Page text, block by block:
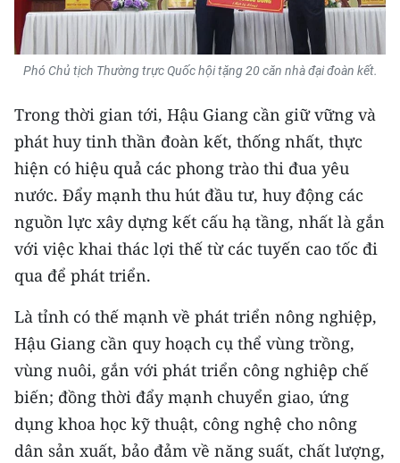
Phó Chủ tịch Thường trực Quốc hội tặng 20 căn nhà đại đoàn kết.
Trong thời gian tới, Hậu Giang cần giữ vững và
phát huy tinh thần đoàn kết, thống nhất, thực
hiện có hiệu quả các phong trào thi đua yêu
nước. Đẩy mạnh thu hút đầu tư, huy động các
nguồn lực xây dựng kết cấu hạ tầng, nhất là gắn
với việc khai thác lợi thế từ các tuyến cao tốc đi
qua để phát triển.
Là tỉnh có thế mạnh về phát triển nông nghiệp,
Hậu Giang cần quy hoạch cụ thể vùng trồng,
vùng nuôi, gắn với phát triển công nghiệp chế
biến; đồng thời đẩy mạnh chuyển giao, ứng
dụng khoa học kỹ thuật, công nghệ cho nông
dân sản xuất, bảo đảm về năng suất, chất lượng,